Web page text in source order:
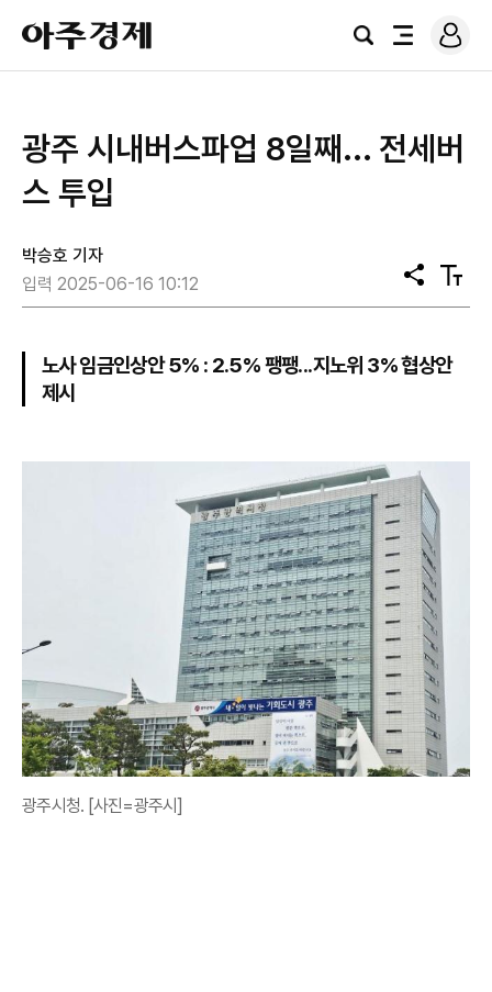
아
주
경
검
전
로
그
광주 시내버스파업 8일째... 전세버
스 투입
박승호 기자
입력 2025-06-16 10:12
공
유
텍
스
기
노사 임금인상안 5% : 2.5% 팽팽...지노위 3% 협상안
제시
광주시청. [사진=광주시]